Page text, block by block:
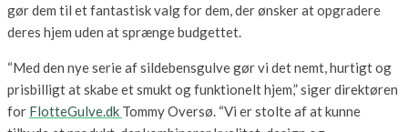
gør dem til et fantastisk valg for dem, der ønsker at opgradere
deres hjem uden at sprænge budgettet.
“Med den nye serie af sildebensgulve gør vi det nemt, hurtigt og
prisbilligt at skabe et smukt og funktionelt hjem,” siger direktøren
for FlotteGulve.dk Tommy Oversø. “Vi er stolte af at kunne